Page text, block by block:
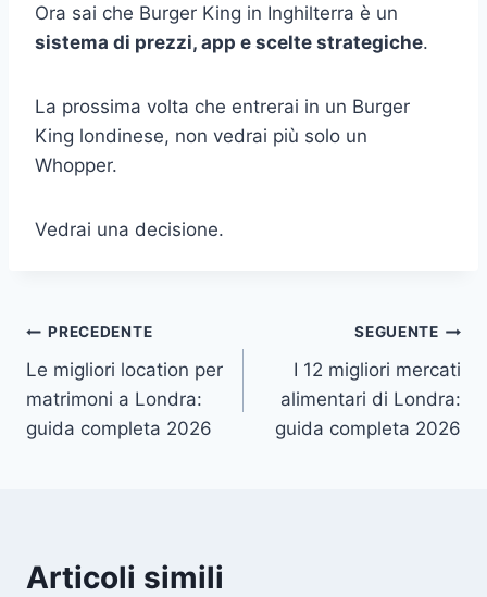
Ora sai che Burger King in Inghilterra è un
sistema di prezzi, app e scelte strategiche.
La prossima volta che entrerai in un Burger
King londinese, non vedrai più solo un
Whopper.
Vedrai una decisione.
Navigazione
articoli
PRECEDENTE
Le migliori location per
matrimoni a Londra:
guida completa 2026
SEGUENTE
I 12 migliori mercati
alimentari di Londra:
guida completa 2026
Articoli simili